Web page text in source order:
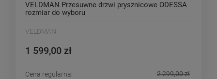
VELDMAN Przesuwne drzwi prysznicowe ODESSA
rozmiar do wyboru
VELDMAN
1 599,00 zł
Cena regularna:
2 299,00 zł